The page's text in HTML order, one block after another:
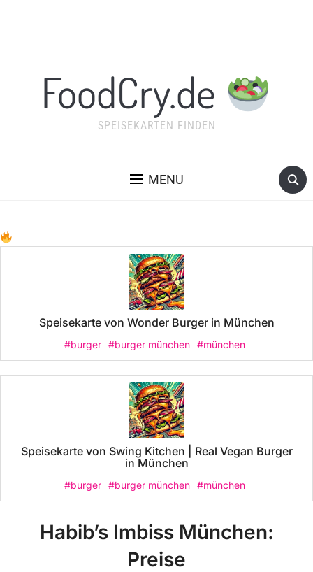
FoodCry.de
SPEISEKARTEN FINDEN
MENU
Speisekarte von Wonder Burger in München
#burger #burger münchen #münchen
Speisekarte von Swing Kitchen | Real Vegan Burger
in München
#burger #burger münchen #münchen
Habib’s Imbiss München:
Preise